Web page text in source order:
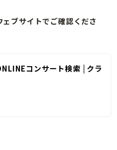
ブサイトでご確認くださ
コンサート検索 | クラ